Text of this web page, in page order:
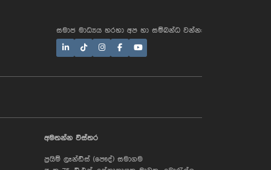
සමාජ මාධ්‍යය හරහා අප හා සම්බන්ධ වන්න:
අමතන්න විස්තර
ප්‍රයිම් ලෑන්ඩ්ස් (පෞද්) සමාගමHi, I'm Prime Bee, Your AI